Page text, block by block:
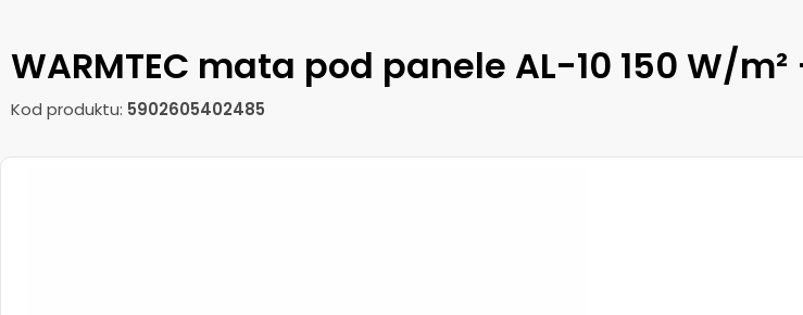
WARMTEC mata pod panele AL-10 150 W/m²
Kod produktu: 5902605402485